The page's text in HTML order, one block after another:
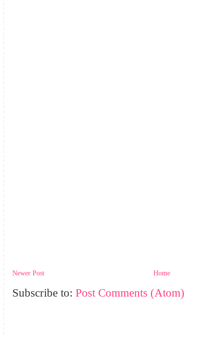
Newer Post Home
Subscribe to: Post Comments (Atom)